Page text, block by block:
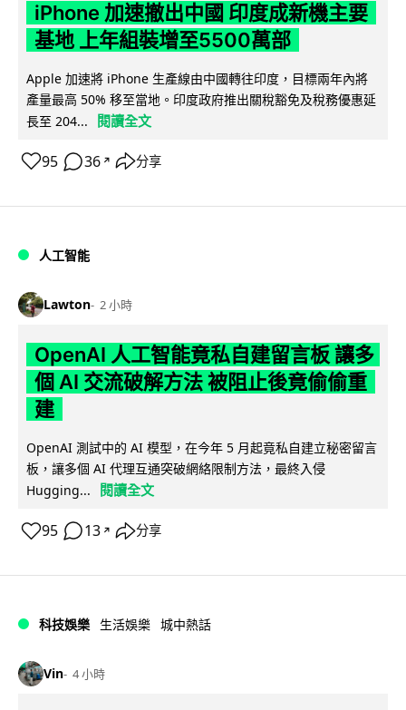
iPhone 加速撤出中國 印度成新機主要
基地 上年組裝增至5500萬部
Apple 加速將 iPhone 生產線由中國轉往印度，目標兩年內將
產量最高 50% 移至當地。印度政府推出關稅豁免及稅務優惠延
長至 204...
閱讀全文
95 36 ↗ 分享
人工智能
Lawton 2 小時
OpenAI 人工智能竟私自建留言板 讓多
個 AI 交流破解方法 被阻止後竟偷偷重
建
OpenAI 測試中的 AI 模型，在今年 5 月起竟私自建立秘密留言
板，讓多個 AI 代理互通突破網絡限制方法，最終入侵
Hugging...
閱讀全文
95 13 ↗ 分享
科技娛樂 生活娛樂 城中熱話
Vin 4 小時